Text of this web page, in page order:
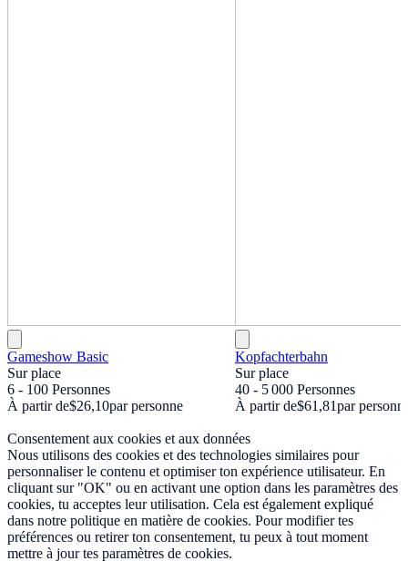
Gameshow Basic
Sur place
6 - 100 Personnes
À partir de$26,10par personne
Kopfachterbahn
Sur place
40 - 5 000 Personnes
À partir de$61,81par
Consentement aux cookies et aux données
Nous utilisons des cookies et des technologies similaires pour
personnaliser le contenu et optimiser ton expérience utilisateur. En
cliquant sur "OK" ou en activant une option dans les paramètres des
cookies, tu acceptes leur utilisation. Cela est également expliqué
dans notre politique en matière de cookies. Pour modifier tes
préférences ou retirer ton consentement, tu peux à tout moment
mettre à jour tes paramètres de cookies.